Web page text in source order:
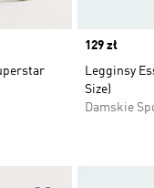
Price
129 zł
Legginsy
Size)
Damskie